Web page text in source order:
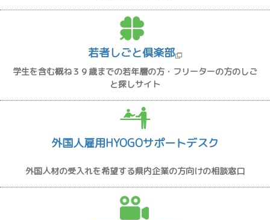
若者しごと倶楽部
学生を含む概ね３９歳までの若年層の方・フリーターの方のしご
と探しサイト
外国人雇用HYOGOサポートデスク
外国人材の受入れを希望する県内企業の方向けの相談窓口